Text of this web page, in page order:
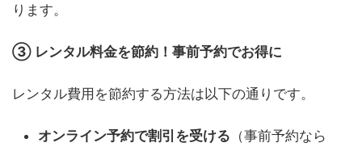
ります。
③ レンタル料金を節約！事前予約でお得に
レンタル費用を節約する方法は以下の通りです。
オンライン予約で割引を受ける （事前予約なら